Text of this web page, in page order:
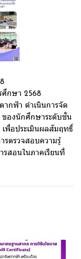
ศึกษา 2568
กฟ้า ดำเนินการจัด
ของนักศึกษาระดับชั้น
พื่อประเมินผลสัมฤทธิ์
รตรวจสอบความรู้
รสอนในภาคเรียนที่